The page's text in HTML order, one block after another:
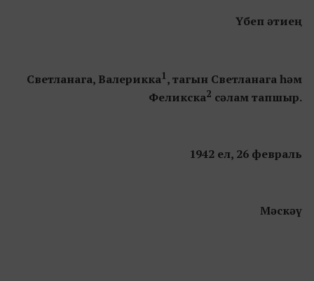
Үбеп әтиең
Светланага, Валерикка1, тагын Светланага һәм
Феликска2 сәлам тапшыр.
1942 ел, 26 февраль
Мәскәү